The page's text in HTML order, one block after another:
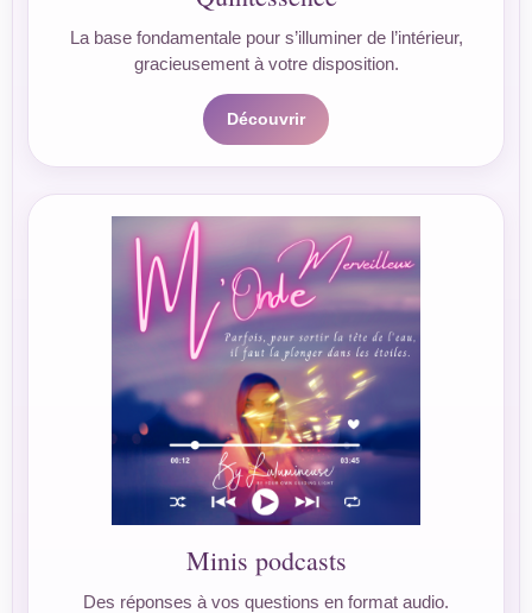
La base fondamentale pour s’illuminer de l’intérieur,
gracieusement à votre disposition.
Découvrir
Minis podcasts
Des réponses à vos questions en format audio.